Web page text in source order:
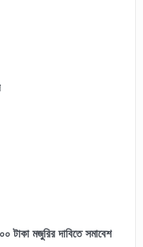
টাকা মজুরির দাবিতে সমাবেশ